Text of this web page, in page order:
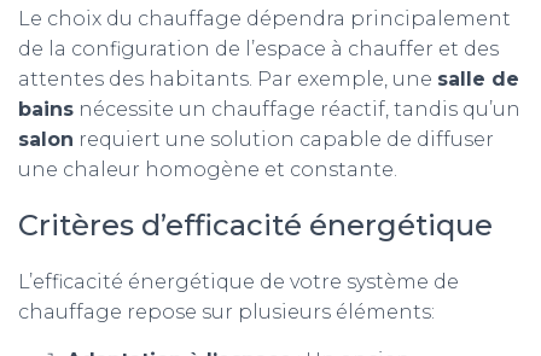
Le choix du chauffage dépendra principalement
de la configuration de l’espace à chauffer et des
attentes des habitants. Par exemple, une salle de
bains nécessite un chauffage réactif, tandis qu’un
salon requiert une solution capable de diffuser
une chaleur homogène et constante.
Critères d’efficacité énergétique
L’efficacité énergétique de votre système de
chauffage repose sur plusieurs éléments: